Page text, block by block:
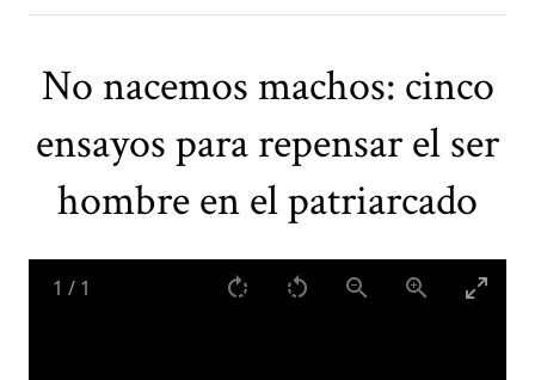
No nacemos machos: cinco
ensayos para repensar el ser
hombre en el patriarcado
1 / 1